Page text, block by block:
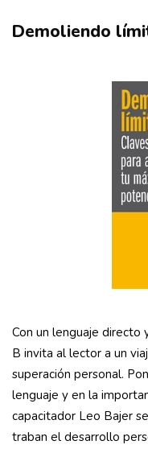
Demoliendo
Con un lenguaje directo
B invita al lector a un
superación personal.
lenguaje y en la
capacitador Leo Bajer
traban el desarrollo